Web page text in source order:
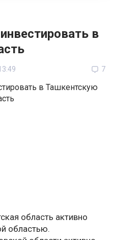
в
7
область активно
областью.